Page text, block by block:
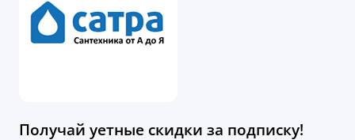
Получай уетные скидки за подписку!